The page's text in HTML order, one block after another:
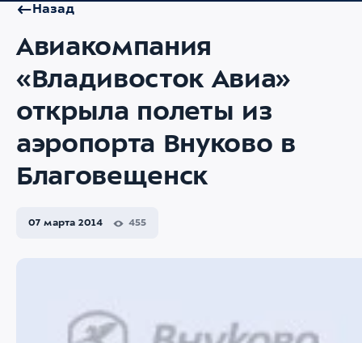
Назад
Авиакомпания
«Владивосток Авиа»
открыла полеты из
аэропорта Внуково в
Благовещенск
07 марта 2014 455